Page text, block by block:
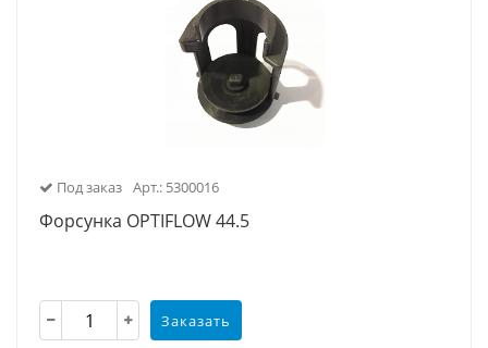
Под заказ Арт.: 5300016
Форсунка OPTIFLOW 44.5
Заказать